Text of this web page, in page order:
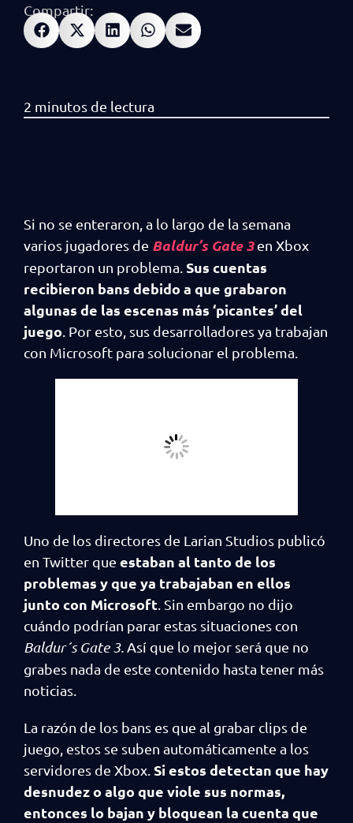
Compartir:
Si no se enteraron, a lo largo de la semana
varios jugadores de Baldur’s Gate 3en Xbox
reportaron un problema. Sus cuentas
recibieron bans debido a que grabaron
algunas de las escenas más ‘picantes’ del
juego . Por esto, sus desarrolladores ya trabajan
con Microsoft para solucionar el problema.
Uno de los directores de Larian Studios publicó
en Twitter que estaban al tanto de los
problemas y que ya trabajaban en ellos
junto con Microsoft . Sin embargo no dijo
cuándo podrían parar estas situaciones con
Baldur´s Gate 3. Así que lo mejor será que no
grabes nada de este contenido hasta tener más
noticias.
La razón de los bans es que al grabar clips de
juego, estos se suben automáticamente a los
servidores de Xbox. Si estos detectan que hay
desnudez o algo que viole sus normas,
entonces lo bajan y bloquean la cuenta que